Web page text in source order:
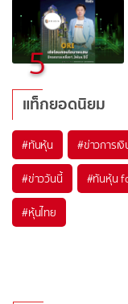
5
แท็กยอดนิยม
#ทันหุ้น #ข่าวการเ
#ข่าววันนี้ #ทันหุ้น
#หุ้นไทย